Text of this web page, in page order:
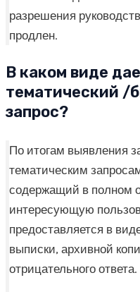
разрешения
продлен.
В каком виде
тематический /
запрос?
По итогам выявления
тематическим
содержащий в полном
интересующую
предоставляется в
выписки, архивной
отрицательного ответа.